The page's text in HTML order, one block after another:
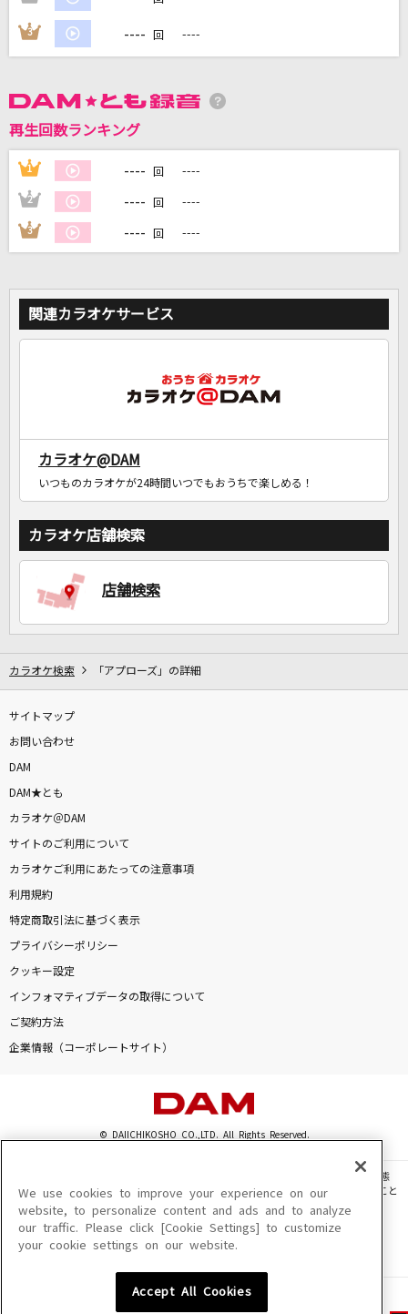
カラオケ最新情報をチェック！
3 ---- 回 ----
再生回数ランキング
1 ---- 回 ----
2 ---- 回 ----
3 ---- 回 ----
関連カラオケサービス
カラオケ@DAM
いつものカラオケが24時間いつでもおうちで楽しめる！
カラオケ店舗検索
店舗検索
カラオケ検索 「アプローズ」の詳細
サイトマップ
お問い合わせ
DAM
DAM★とも
カラオケ＠DAM
サイトのご利用について
カラオケご利用にあたっての注意事項
利用規約
特定商取引法に基づく表示
プライバシーポリシー
クッキー設定
インフォマティブデータの取得について
ご契約方法
企業情報（コーポレートサイト）
© DAIICHIKOSHO CO.,LTD. All Rights Reserved.
このサイトに掲載されている一切の文章・画像・写真・動画・音声等を、手段や形態
を問わず、著作権法の定める範囲を超えて無断で複製、転載、ファイル化などすること
を禁じます。
楽曲及びコンテンツは、機種によりご利用いただけない場合があります。
楽曲及びコンテンツの配信日、配信内容が変更になる場合があります。
We use cookies to improve your experience on our
website, to personalize content and ads and to analyze
our traffic. Please click [Cookie Settings] to customize
your cookie settings on our website.
Accept All Cookies